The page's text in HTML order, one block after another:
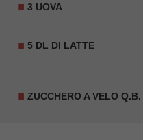
3 UOVA
5 DL DI LATTE
ZUCCHERO A VELO Q.B.